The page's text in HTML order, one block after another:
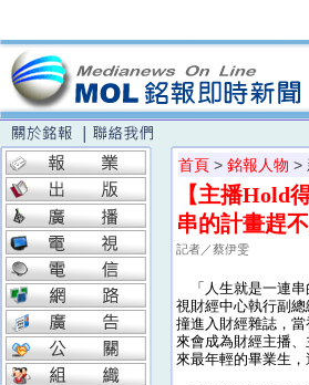
首頁 > 銘報人物 >
【主播Hold
串的計畫趕
記者／蔡伊雯
「人生就是一連串
視財經中心執行副
撞進入財經雜誌，
來會成為財經主播
來最年輕的畢業生，